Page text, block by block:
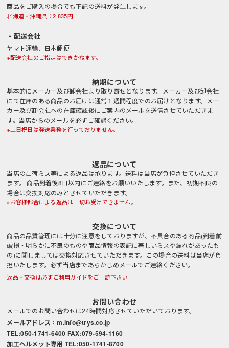
商品をご購入の場合でも下記の送料が発生します。
北海道・沖縄県：2,835円
・配送会社
ヤマト運輸、日本郵便
※配送会社のご指定はできかねます。
納期について
基本的にメーカー及び卸会社より取り寄せとなります。メーカー及び卸会社
にて在庫のある商品のお届けは通常１週間程度でのお届けとなります。メー
カー及び卸会社への在庫確認後にご案内のメールを送信させていただきま
す。当店からのメールを必ずご確認ください。
※土日祝日は発送業務を行っておりません。
返品について
当店の出荷ミス等による返品は承ります。送料は当店が負担させていただき
ます。 商品到着後8日以内にご連絡をお願いいたします。また、初期不良の
場合は交換対応のみとさせていただきます。
※お客様都合による返品は一切お受けできません。
交換について
商品の品質管理には十分に注意をしておりますが、不具合のある商品(到着前
破損・明らかに不良のものや商品情報の表記に著しいミスや漏れがあったも
の)に関しましては交換対応させていただきます。この場合の送料は当店が負
担いたします。必ず当店まであらかじめメールでご連絡ください。
返品・交換は必ずご利用ガイドをご一読下さい
お問い合わせ
メールでのお問い合わせは24時間対応させていただいております。
メールアドレス：m.info@trys.co.jp
TEL:050-1741-6400 FAX:079-594-1160
加工ヘルメット専用 TEL:050-1741-8700